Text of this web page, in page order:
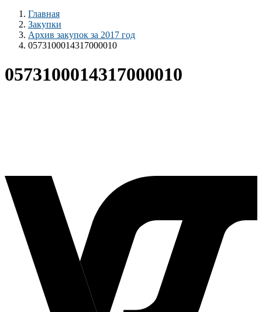
Главная
Закупки
Архив закупок за 2017 год
0573100014317000010
0573100014317000010